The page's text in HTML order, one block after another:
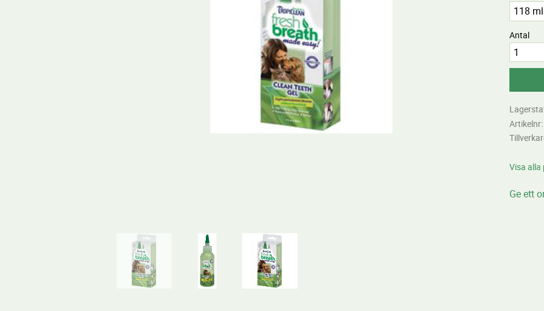
Antal
Artikelnr
Visa alla
Ge ett